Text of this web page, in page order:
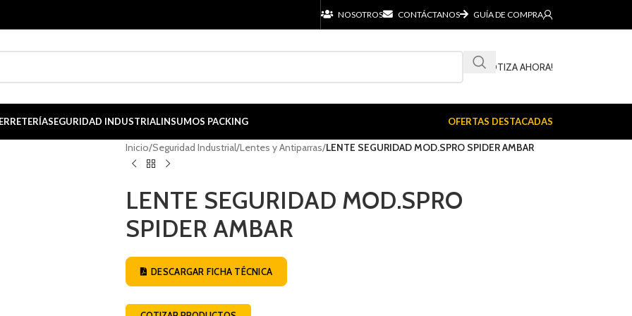
NOSOTROS CONTÁCTANOS GUÍA DE COMPRA
¡COTIZA AHORA!
SEGURIDAD INDUSTRIALINSUMOS PACKING OFERTAS DESTACADAS
Inicio/Seguridad Industrial/Lentes y Antiparras/LENTE SEGURIDAD MOD.SPRO SPIDER AMBAR
LENTE SEGURIDAD MOD.SPRO
SPIDER AMBAR
DESCARGAR FICHA TÉCNICA